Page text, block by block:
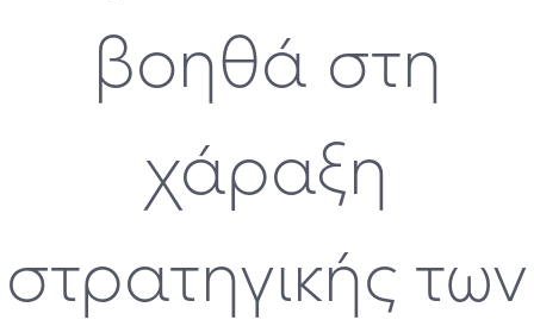
βοηθά στη
χάραξη
στρατηγικής των